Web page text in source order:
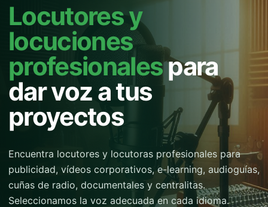
Locutores y
locuciones
profesionalespara
dar voz a tus
proyectos
Encuentra locutores y locutoras profesionales para
publicidad, vídeos corporativos, e-learning, audioguías,
cuñas de radio, documentales y centralitas.
Seleccionamos la voz adecuada en cada idioma.